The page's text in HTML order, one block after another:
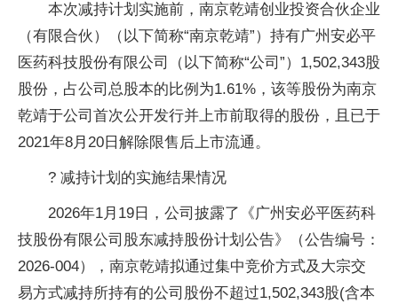
本次减持计划实施前，南京乾靖创业投资合伙企业
（有限合伙）（以下简称“南京乾靖”）持有广州安必平
医药科技股份有限公司（以下简称“公司”）1,502,343股
股份，占公司总股本的比例为1.61%，该等股份为南京
乾靖于公司首次公开发行并上市前取得的股份，且已于
2021年8月20日解除限售后上市流通。
? 减持计划的实施结果情况
2026年1月19日，公司披露了《广州安必平医药科
技股份有限公司股东减持股份计划公告》（公告编号：
2026-004），南京乾靖拟通过集中竞价方式及大宗交
易方式减持所持有的公司股份不超过1,502,343股(含本